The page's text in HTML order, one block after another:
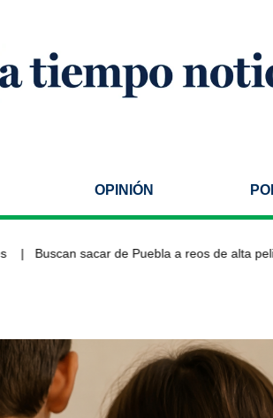
OPINIÓN
Buscan sacar de Puebla a reos de alta